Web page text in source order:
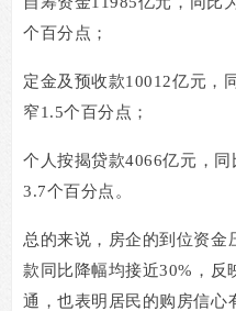
个百分点；
定金及预收款10012亿元，
窄1.5个百分点；
个人按揭贷款4066亿元，同
3.7个百分点。
总的来说，房企的到位资金
款同比降幅均接近30% ，
通，也表明居民的购房信心